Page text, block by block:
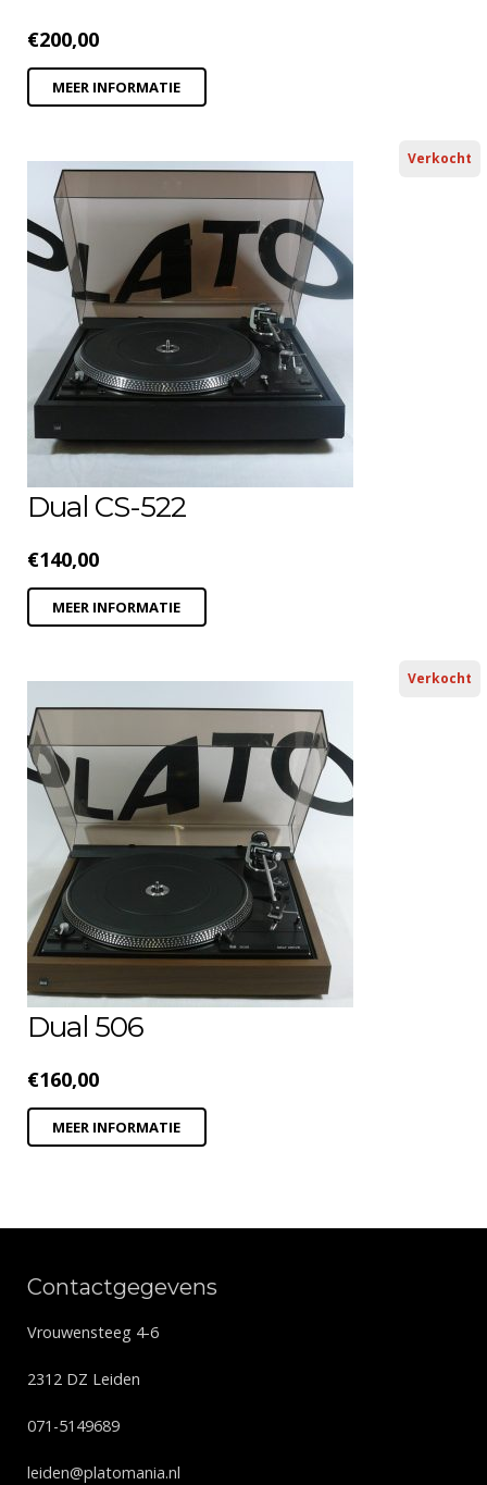
€200,00
MEER INFORMATIE
Verkocht
Dual CS-522
€140,00
MEER INFORMATIE
Verkocht
Dual 506
€160,00
MEER INFORMATIE
Contactgegevens
Vrouwensteeg 4-6
2312 DZ Leiden
071-5149689
leiden@platomania.nl